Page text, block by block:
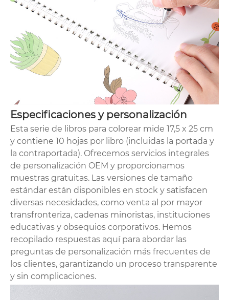
Especificaciones y personalización
Esta serie de libros para colorear mide 17,5 x 25 cm
y contiene 10 hojas por libro (incluidas la portada y
la contraportada). Ofrecemos servicios integrales
de personalización OEM y proporcionamos
muestras gratuitas. Las versiones de tamaño
estándar están disponibles en stock y satisfacen
diversas necesidades, como venta al por mayor
transfronteriza, cadenas minoristas, instituciones
educativas y obsequios corporativos. Hemos
recopilado respuestas aquí para abordar las
preguntas de personalización más frecuentes de
los clientes, garantizando un proceso transparente
y sin complicaciones.